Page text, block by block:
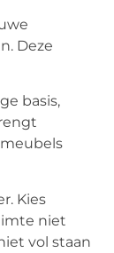
Deze
basis,
Kies
niet
vol staan